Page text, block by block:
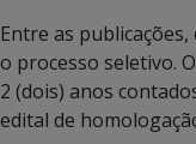
Entre as
o processo seletivo.
2 (dois) anos
edital de